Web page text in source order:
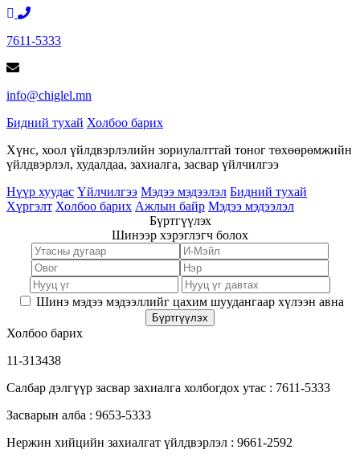
7611-5333
info@chiglel.mn
Бидний тухай Холбоо барих
Хүнс, хоол үйлдвэрлэлийн зориулалттай тоног төхөөрөмжийн
үйлдвэрлэл, худалдаа, захиалга, засвар үйлчилгээ
Нүүр хуудас Үйлчилгээ Мэдээ мэдээлэл Бидний тухай
Хүргэлт Холбоо барих Ажлын байр Мэдээ мэдээлэл
Бүртгүүлэх
Шинээр хэрэглэгч болох
Шинэ мэдээ мэдээллийг цахим шуудангаар хүлээн авна
Бүртгүүлэх
Холбоо барих
11-313438
Салбар дэлгүүр засвар захиалга холбогдох утас : 7611-5333
Засварын алба : 9653-5333
Нержин хийцийн захиалгат үйлдвэрлэл : 9661-2592